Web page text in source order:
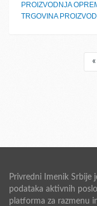
PROIZVODNJA
TRGOVINA
«
Privredni Imenik Srbije
podataka aktivnih
platforma za razmenu